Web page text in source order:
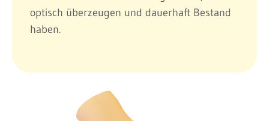
optisch überzeugen und dauerhaft Bestand
haben.